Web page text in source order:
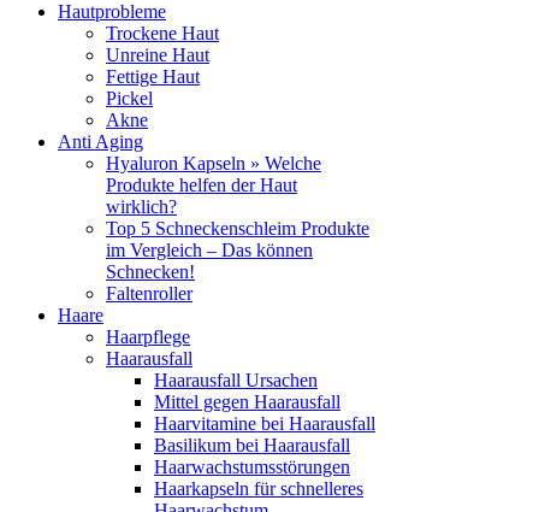
Hautprobleme
Trockene Haut
Unreine Haut
Fettige Haut
Pickel
Akne
Anti Aging
Hyaluron Kapseln » Welche
Produkte helfen der Haut
wirklich?
Top 5 Schneckenschleim Produkte
im Vergleich – Das können
Schnecken!
Faltenroller
Haare
Haarpflege
Haarausfall
Haarausfall Ursachen
Mittel gegen Haarausfall
Haarvitamine bei Haarausfall
Basilikum bei Haarausfall
Haarwachstumsstörungen
Haarkapseln für schnelleres